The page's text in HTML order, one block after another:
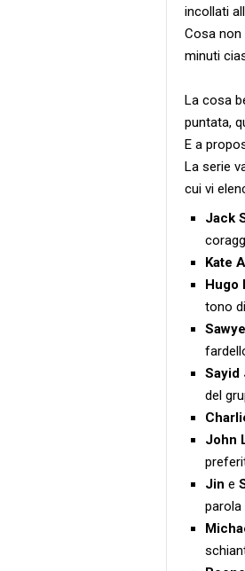
incollati
Cosa
minuti
La cosa
puntata,
E a
La serie
cui vi
Jack
Kate
Hugo
tono
Sayid
del
John
Jin e
parola